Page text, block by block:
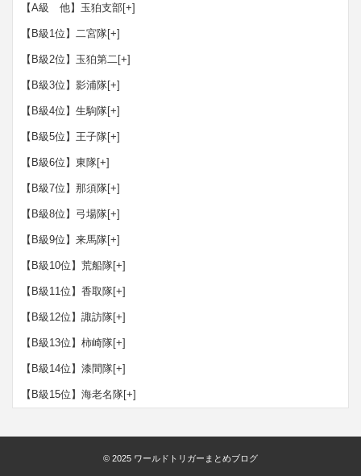
【A級 他】玉狛支部[+]
【B級1位】二宮隊[+]
【B級2位】玉狛第二 [+]
【B級3位】影浦隊[+]
【B級4位】生駒隊[+]
【B級5位】王子隊[+]
【B級6位】東隊[+]
【B級7位】那須隊[+]
【B級8位】弓場隊[+]
【B級9位】来馬隊[+]
【B級10位】荒船隊[+]
【B級11位】香取隊[+]
【B級12位】諏訪隊[+]
【B級13位】柿崎隊[+]
【B級14位】漆間隊[+]
【B級15位】海老名隊[+]
© 2025 ワールドトリガーまとめブログ